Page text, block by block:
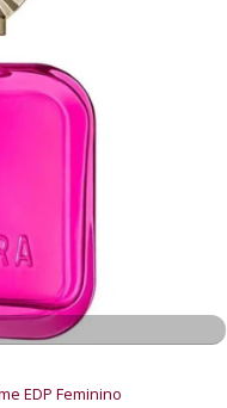
EDP Feminino